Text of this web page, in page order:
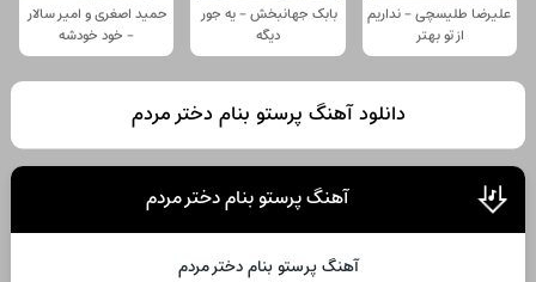
علیرضا طلیسچی - نداریم
از تو بهتر
بابک جهانبخش - یه جور
دیگه
حمید اصغری و امیر سالار
- خود خودشه
دانلود آهنگ پرستو بنام دختر مردم
آهنگ پرستو بنام دختر مردم
آهنگ پرستو بنام دختر مردم